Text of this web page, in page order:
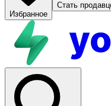
Избранное
Стать